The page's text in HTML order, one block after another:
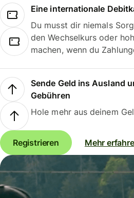
Eine internationale
Du musst dir niemals
den Wechselkurs oder
machen, wenn du
Sende Geld ins Ausland
Gebühren
Hole mehr aus deinem
Registrieren Mehr